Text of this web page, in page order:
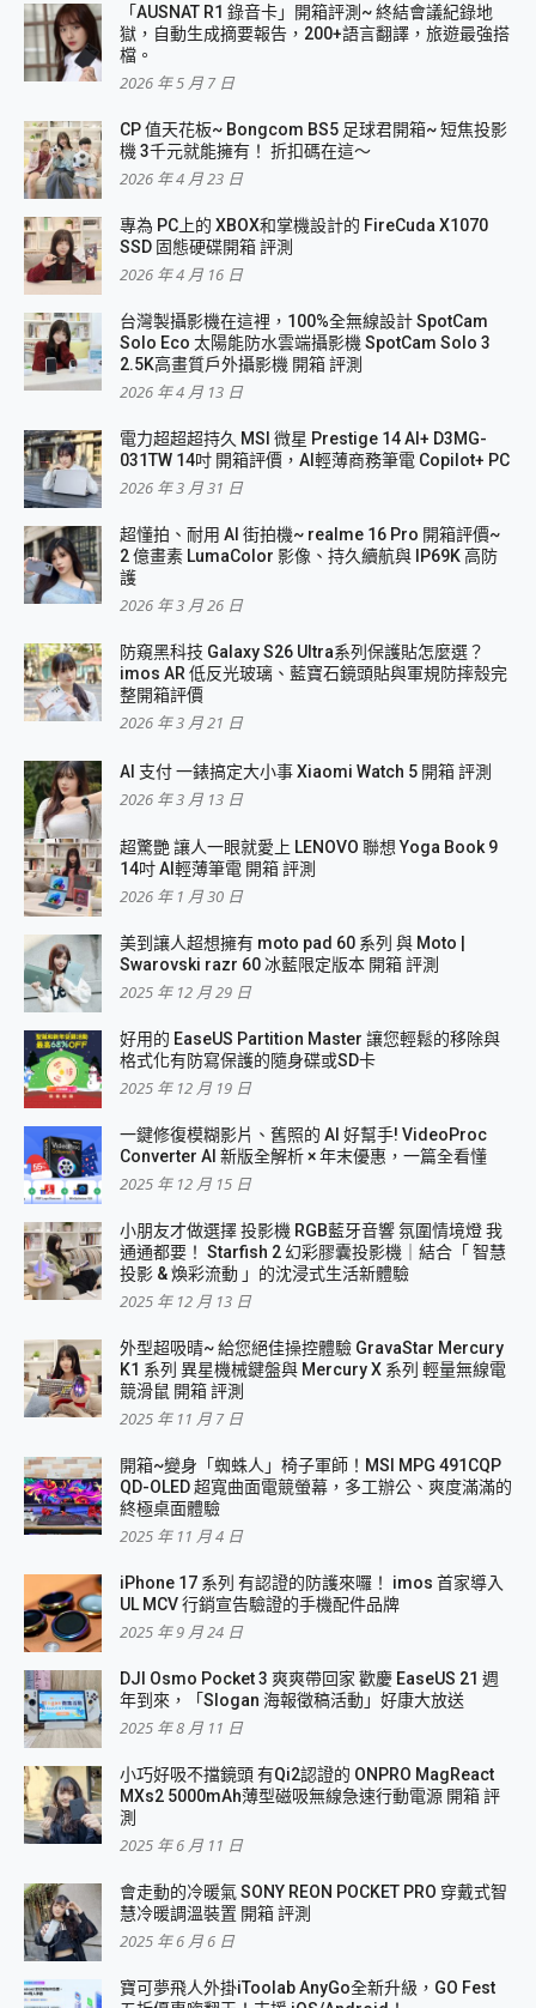
「AUSNAT R1 錄音卡」開箱評測~ 終結會議紀錄地
獄，自動生成摘要報告，200+語言翻譯，旅遊最強搭
檔。
2026 年 5 月 7 日
CP 值天花板~ Bongcom BS5 足球君開箱~ 短焦投影
機 3千元就能擁有！ 折扣碼在這～
2026 年 4 月 23 日
專為 PC上的 XBOX和掌機設計的 FireCuda X1070
SSD 固態硬碟開箱 評測
2026 年 4 月 16 日
台灣製攝影機在這裡，100%全無線設計 SpotCam
Solo Eco 太陽能防水雲端攝影機 SpotCam Solo 3
2.5K高畫質戶外攝影機 開箱 評測
2026 年 4 月 13 日
電力超超超持久 MSI 微星 Prestige 14 AI+ D3MG-
031TW 14吋 開箱評價，AI輕薄商務筆電 Copilot+ PC
2026 年 3 月 31 日
超懂拍、耐用 AI 街拍機~ realme 16 Pro 開箱評價~
2 億畫素 LumaColor 影像、持久續航與 IP69K 高防
護
2026 年 3 月 26 日
防窺黑科技 Galaxy S26 Ultra系列保護貼怎麼選？
imos AR 低反光玻璃、藍寶石鏡頭貼與軍規防摔殼完
整開箱評價
2026 年 3 月 21 日
AI 支付 一錶搞定大小事 Xiaomi Watch 5 開箱 評測
2026 年 3 月 13 日
超驚艷 讓人一眼就愛上 LENOVO 聯想 Yoga Book 9
14吋 AI輕薄筆電 開箱 評測
2026 年 1 月 30 日
美到讓人超想擁有 moto pad 60 系列 與 Moto |
Swarovski razr 60 冰藍限定版本 開箱 評測
2025 年 12 月 29 日
好用的 EaseUS Partition Master 讓您輕鬆的移除與
格式化有防寫保護的隨身碟或SD卡
2025 年 12 月 19 日
一鍵修復模糊影片、舊照的 AI 好幫手! VideoProc
Converter AI 新版全解析 × 年末優惠，一篇全看懂
2025 年 12 月 15 日
小朋友才做選擇 投影機 RGB藍牙音響 氛圍情境燈 我
通通都要！ Starfish 2 幻彩膠囊投影機｜結合「 智慧
投影 & 煥彩流動 」的沈浸式生活新體驗
2025 年 12 月 13 日
外型超吸晴~ 給您絕佳操控體驗 GravaStar Mercury
K1 系列 異星機械鍵盤與 Mercury X 系列 輕量無線電
競滑鼠 開箱 評測
2025 年 11 月 7 日
開箱~變身「蜘蛛人」椅子軍師！MSI MPG 491CQP
QD-OLED 超寬曲面電競螢幕，多工辦公、爽度滿滿的
終極桌面體驗
2025 年 11 月 4 日
iPhone 17 系列 有認證的防護來囉！ imos 首家導入
UL MCV 行銷宣告驗證的手機配件品牌
2025 年 9 月 24 日
DJI Osmo Pocket 3 爽爽帶回家 歡慶 EaseUS 21 週
年到來，「Slogan 海報徵稿活動」好康大放送
2025 年 8 月 11 日
小巧好吸不擋鏡頭 有Qi2認證的 ONPRO MagReact
MXs2 5000mAh薄型磁吸無線急速行動電源 開箱 評
測
2025 年 6 月 11 日
會走動的冷暖氣 SONY REON POCKET PRO 穿戴式智
慧冷暖調溫裝置 開箱 評測
2025 年 6 月 6 日
寶可夢飛人外掛iToolab AnyGo全新升級，GO Fest